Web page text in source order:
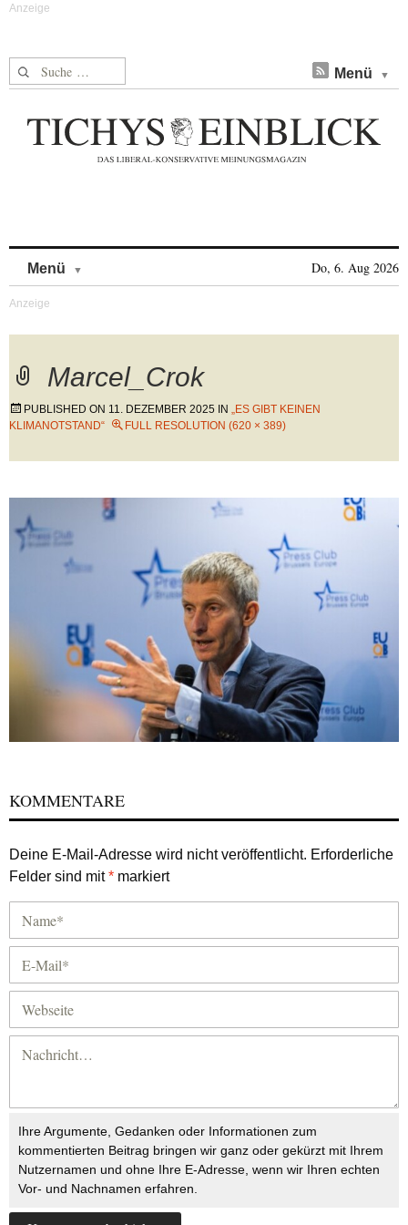
Suche nach: Menü
Menü Do, 6. Aug 2026
Marcel_Crok
PUBLISHED ON 11. DEZEMBER 2025 IN „ES GIBT KEINEN
KLIMANOTSTAND“
FULL RESOLUTION (620 × 389)
KOMMENTARE
Deine E-Mail-Adresse wird nicht veröffentlicht. Erforderliche
Felder sind mit* markiert
Ihre Argumente, Gedanken oder Informationen zum
kommentierten Beitrag bringen wir ganz oder gekürzt mit Ihrem
Nutzernamen und ohne Ihre E-Adresse, wenn wir Ihren echten
Vor- und Nachnamen erfahren.